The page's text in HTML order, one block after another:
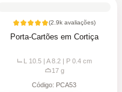
(2.9k avaliações)
Porta-Cartões em Cortiça
L 10.5 | A 8.2 | P 0.4 cm
17g
Código: PCA53